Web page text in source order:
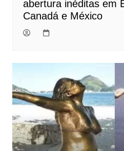
abertura inéditas em
Canadá e México